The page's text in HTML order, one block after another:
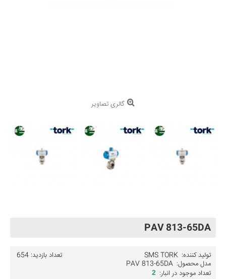
گالری تصاویر
PAV 813-65DA
تعداد بازدید: 654 تولید کننده: SMS TORK
مدل محصول: PAV 813-65DA
تعداد موجود در انبار: 2